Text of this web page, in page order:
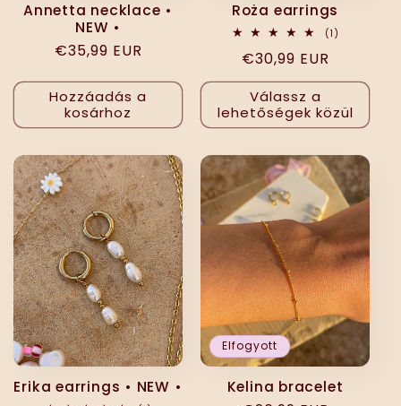
Annetta necklace •
NEW •
Normál
€35,99 EUR
Hozzáadás a
kosárhoz
Roża earrings
(1)
Normál
ár
€30,99 EUR
Válassz a
lehetőségek közül
Erika earrings • NEW •
Elfogyott
Kelina bracelet